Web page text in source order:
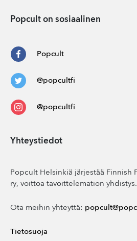
Popcult on sosiaalinen
Popcult
@popcultfi
@popcultfi
Yhteystiedot
Popcult Helsinkiä järjestää Finnish
ry, voittoa tavoittelemation yhdistys.
Ota meihin yhteyttä:
Tietosuoja